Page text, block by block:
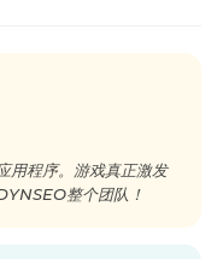
用程序。游戏真正激发
整个团队！